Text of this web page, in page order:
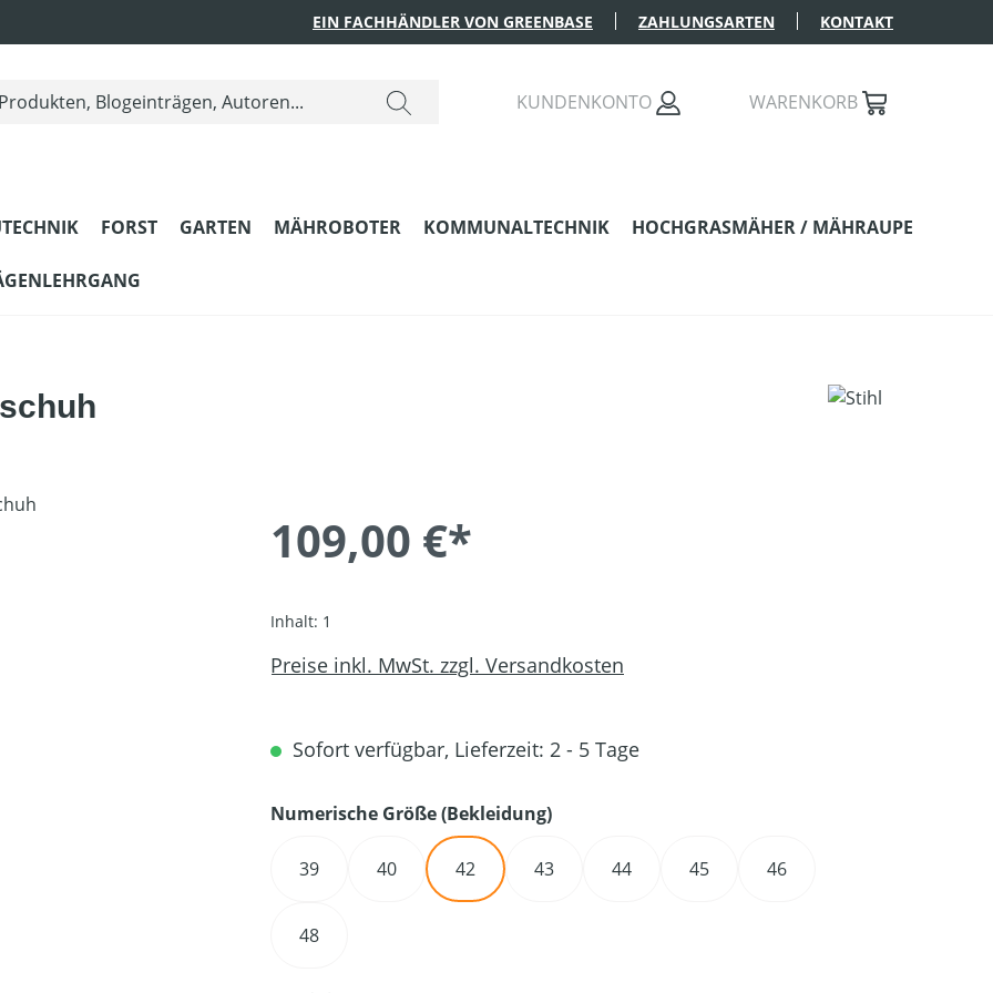
EIN FACHHÄNDLER VON GREENBASE ZAHLUNGSARTEN KONTAKT
KUNDENKONTO WARENKORB
FORST GARTEN MÄHROBOTER KOMMUNALTECHNIK HOCHGRASMÄHER / MÄHRAUPE
109,00 €*
Inhalt: 1
Preise inkl. MwSt. zzgl. Versandkosten
Sofort verfügbar, Lieferzeit: 2 - 5 Tage
Numerische Größe (Bekleidung)auswählen
39 40 42 43 44 45 46
48